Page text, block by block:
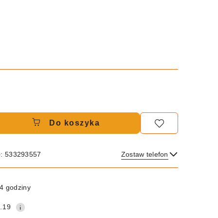
Do koszyka
533293557 Zostaw telefon
Wyślij
godziny